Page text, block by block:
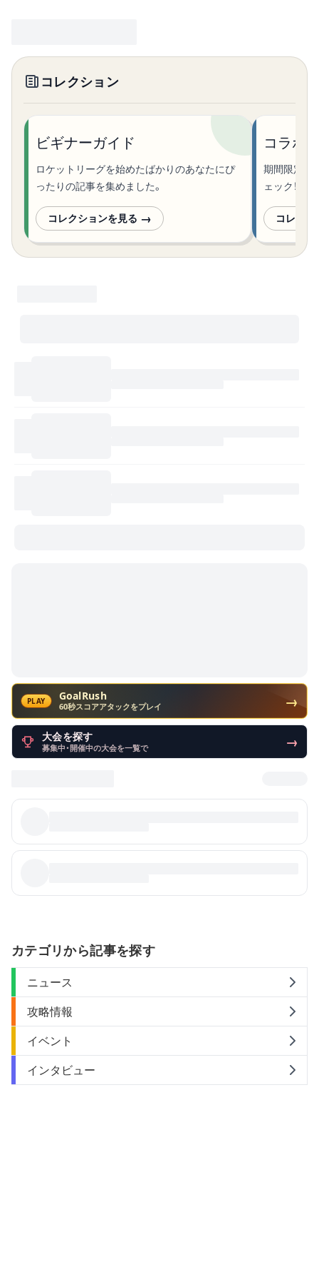
コレクション
ビギナーガイド
ロケットリーグを始めたばかりのあなたにぴ
ったりの記事を集めました。
コレクションを見る →
コラボ
期間限定の
ェック！
コレクシ
PLAY GoalRush
60秒スコアアタックをプレイ →
大会を探す
募集中・開催中の大会を一覧で →
カテゴリから記事を探す
ニュース
攻略情報
イベント
インタビュー